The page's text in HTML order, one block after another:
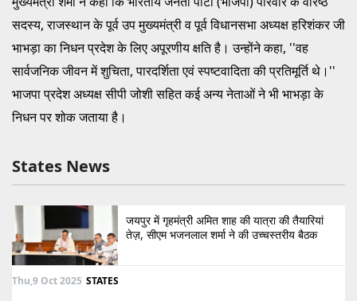
सदस्य, राजस्थान के पूर्व उप मुख्यमंत्री व पूर्व विधानसभा अध्यक्ष हरिशंकर जी
भाभड़ा का निधन प्रदेश के लिए अपूरणीय क्षति है। उन्होंने कहा, ''वह
सार्वजनिक जीवन में शुचिता, पारदर्शिता एवं स्पष्टवादिता की प्रतिमूर्ति थे।''
भाजपा प्रदेश अध्यक्ष सीपी जोशी सहित कई अन्य नेताओं ने भी भाभड़ा के
निधन पर शोक जताया है।
States News
जयपुर में गृहमंत्री अमित शाह की यात्रा की तैयारियां
तेज़, सीएम भजनलाल शर्मा ने की उच्चस्तरीय बैठक
Thu,9 Oct 2025 STATES